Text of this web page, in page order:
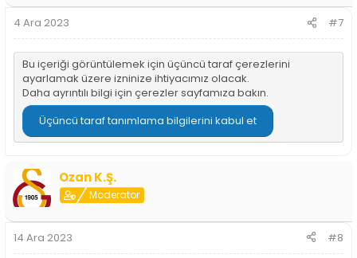
4 Ara 2023 #7
Bu içeriği görüntülemek için üçüncü taraf çerezlerini
ayarlamak üzere izninize ihtiyacımız olacak.
Daha ayrıntılı bilgi için çerezler sayfamıza bakın.
Üçüncü taraf tanımlama bilgilerini kabul et
Ozan K.Ş.
Moderator
14 Ara 2023 #8